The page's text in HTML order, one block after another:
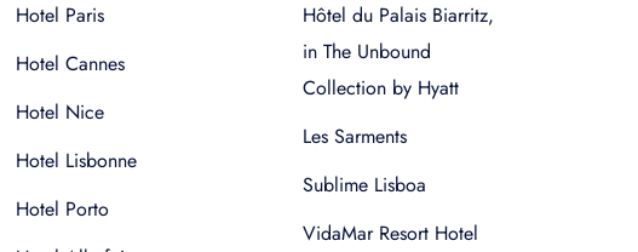
Hotel Paris
Hotel Cannes
Hotel Nice
Hotel Lisbonne
Hotel Porto
Hôtel du Palais Biarritz,
in The Unbound
Collection by Hyatt
Les Sarments
Sublime Lisboa
VidaMar Resort Hotel